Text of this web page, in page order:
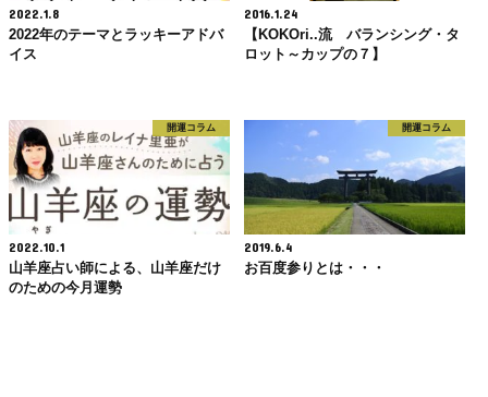
2022.1.8
2022年のテーマとラッキーアドバ
イス
2016.1.24
【KOKOri..流 バランシング・タ
ロット～カップの７】
開運コラム
2022.10.1
山羊座占い師による、山羊座だけ
のための今月運勢
開運コラム
2019.6.4
お百度参りとは・・・